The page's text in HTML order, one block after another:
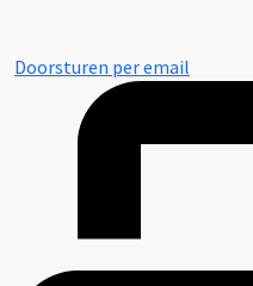
Doorsturen per email